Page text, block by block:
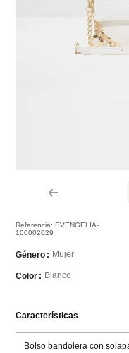
Referencia:EVENGELIA-
100002029
Género Mujer
Color Blanco
Características
Bolso bandolera con